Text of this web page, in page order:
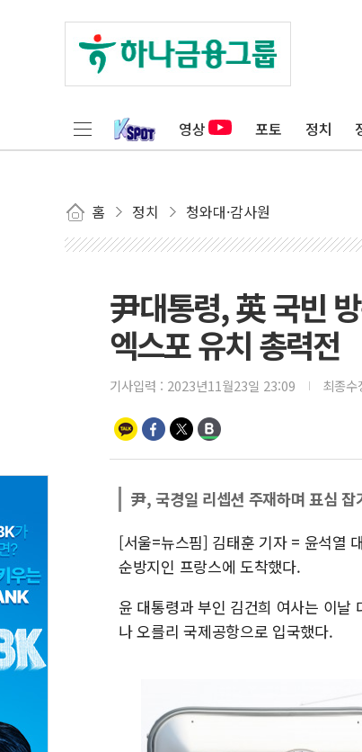
영상 포토 정치
홈 정치 청와대·감사원
尹대통령, 英 국빈
엑스포 유치 총력전
기사입력 : 2023년11월23일 23:09 최종수
尹, 국경일 리셉션 주재하며 표심 잡
[서울=뉴스핌] 김태훈 기자 = 윤석열
순방지인 프랑스에 도착했다.
윤 대통령과 부인 김건희 여사는 이날
나 오를리 국제공항으로 입국했다.